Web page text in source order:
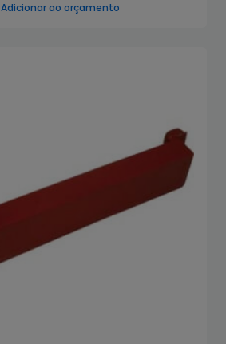
Adicionar ao orçamento